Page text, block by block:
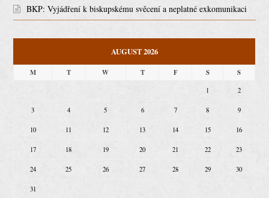
BKP: Vyjádření k biskupskému svěcení a neplatné exkomunikaci
AUGUST 2026
M T W T F S S
1 2
3 4 5 6 7 8 9
10 11 12 13 14 15 16
17 18 19 20 21 22 23
24 25 26 27 28 29 30
31